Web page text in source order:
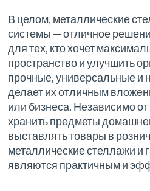
В целом, металлические
системы — отличное
для тех, кто хочет
пространство и улучшить
прочные, универсальные и
делает их отличным
или бизнеса. Независимо от
хранить предметы
выставлять товары в
металлические стеллажи и
являются практичным и